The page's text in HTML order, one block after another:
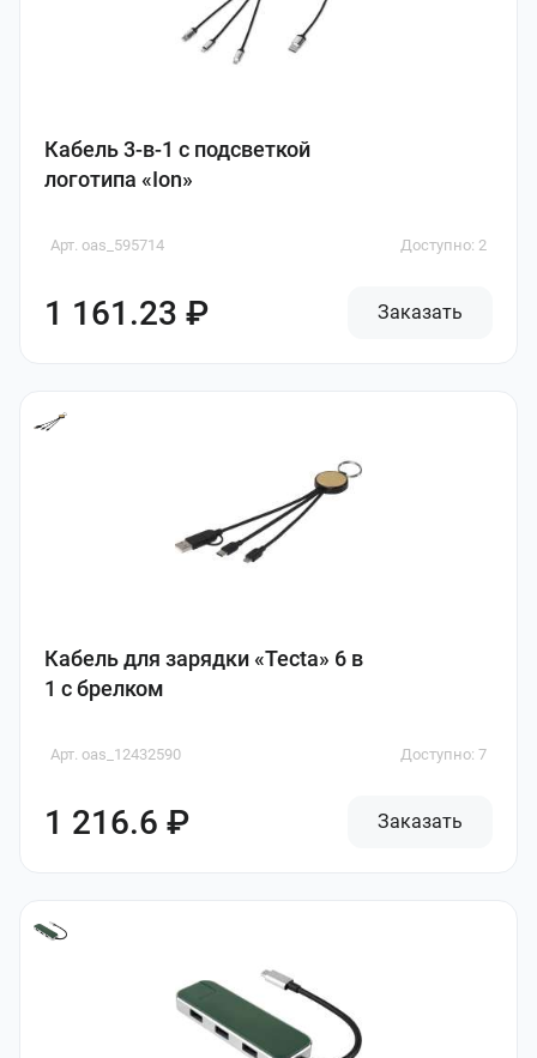
Кабель 3-в-1 с подсветкой
логотипа «Ion»
Арт. oas_595714 Доступно: 2
1 161.23 ₽ Заказать
Кабель для зарядки «Tecta» 6 в
1 с брелком
Арт. oas_12432590 Доступно: 7
1 216.6 ₽ Заказать